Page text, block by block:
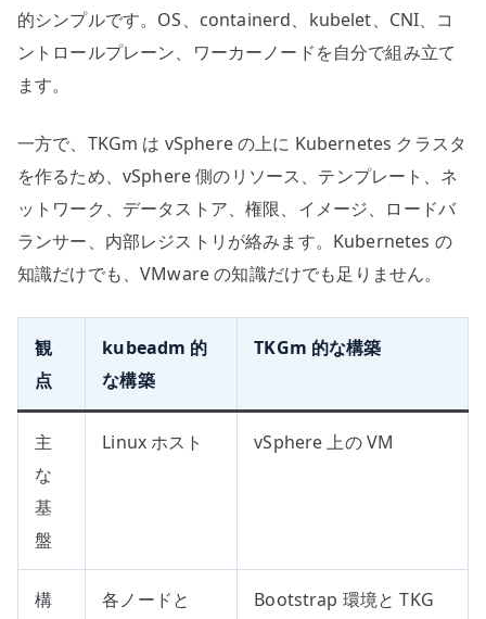
的シンプルです。OS、containerd、kubelet、CNI、コ
ントロールプレーン、ワーカーノードを自分で組み立て
ます。
一方で、TKGm は vSphere の上に Kubernetes クラスタ
を作るため、vSphere 側のリソース、テンプレート、ネ
ットワーク、データストア、権限、イメージ、ロードバ
ランサー、内部レジストリが絡みます。Kubernetes の
知識だけでも、VMware の知識だけでも足りません。
観
点
kubeadm 的
な構築
TKGm 的な構築
主
な
基
盤
Linux ホスト vSphere 上の VM
構
各ノードと
Bootstrap 環境と TKG